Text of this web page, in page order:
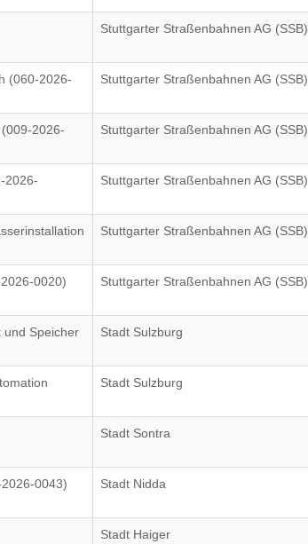
Stuttgarter Straßenbahnen AG (SSB)
(060-2026-
Stuttgarter Straßenbahnen AG (SSB)
2026-
Stuttgarter Straßenbahnen AG (SSB)
2026-
Stuttgarter Straßenbahnen AG (SSB)
Stuttgarter Straßenbahnen AG (SSB)
0020) Stuttgarter Straßenbahnen AG (SSB)
und Speicher
Stadt Sulzburg
Stadt Sulzburg
Stadt Sontra
0043) Stadt Nidda
Stadt Haiger